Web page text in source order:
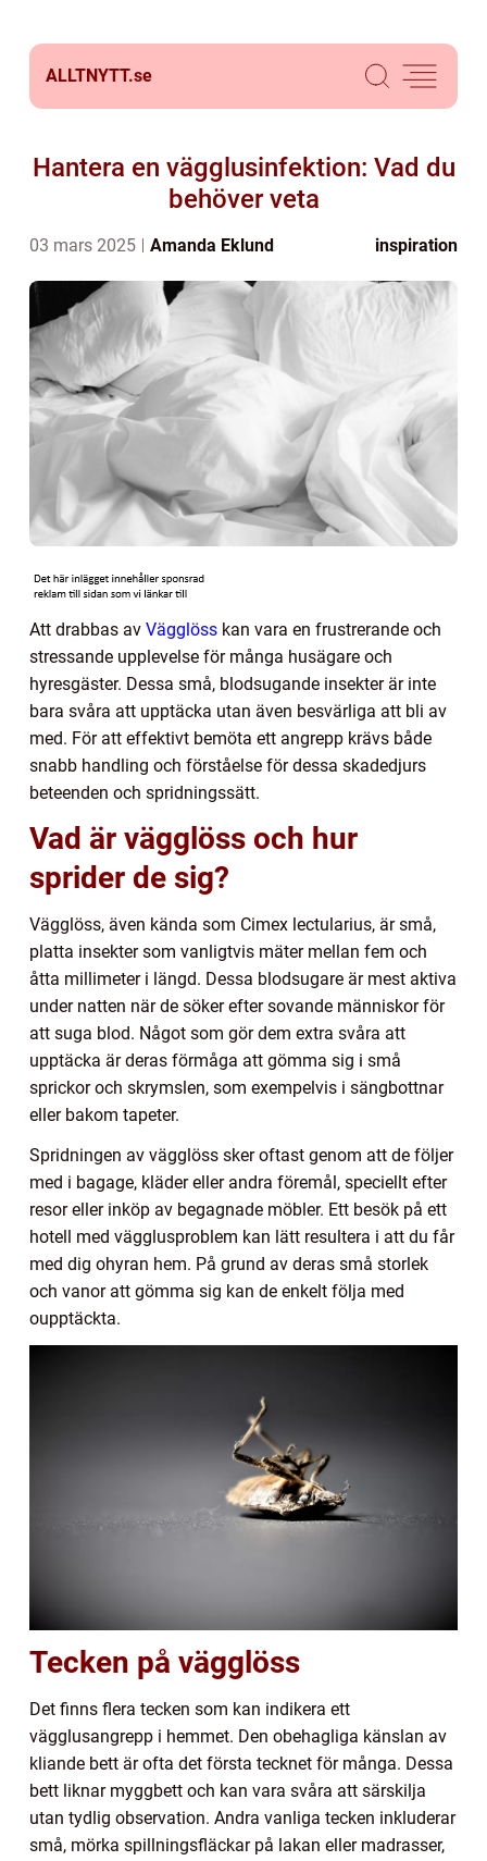
ALLTNYTT.se
Hantera en vägglusinfektion: Vad du
behöver veta
03 mars 2025 Amanda Eklund inspiration
Att drabbas av Vägglöss kan vara en frustrerande och
stressande upplevelse för många husägare och
hyresgäster. Dessa små, blodsugande insekter är inte
bara svåra att upptäcka utan även besvärliga att bli av
med. För att effektivt bemöta ett angrepp krävs både
snabb handling och förståelse för dessa skadedjurs
beteenden och spridningssätt.
Vad är vägglöss och hur
sprider de sig?
Vägglöss, även kända som Cimex lectularius, är små,
platta insekter som vanligtvis mäter mellan fem och
åtta millimeter i längd. Dessa blodsugare är mest aktiva
under natten när de söker efter sovande människor för
att suga blod. Något som gör dem extra svåra att
upptäcka är deras förmåga att gömma sig i små
sprickor och skrymslen, som exempelvis i sängbottnar
eller bakom tapeter.
Spridningen av vägglöss sker oftast genom att de följer
med i bagage, kläder eller andra föremål, speciellt efter
resor eller inköp av begagnade möbler. Ett besök på ett
hotell med vägglusproblem kan lätt resultera i att du får
med dig ohyran hem. På grund av deras små storlek
och vanor att gömma sig kan de enkelt följa med
oupptäckta.
Tecken på vägglöss
Det finns flera tecken som kan indikera ett
vägglusangrepp i hemmet. Den obehagliga känslan av
kliande bett är ofta det första tecknet för många. Dessa
bett liknar myggbett och kan vara svåra att särskilja
utan tydlig observation. Andra vanliga tecken inkluderar
små, mörka spillningsfläckar på lakan eller madrasser,